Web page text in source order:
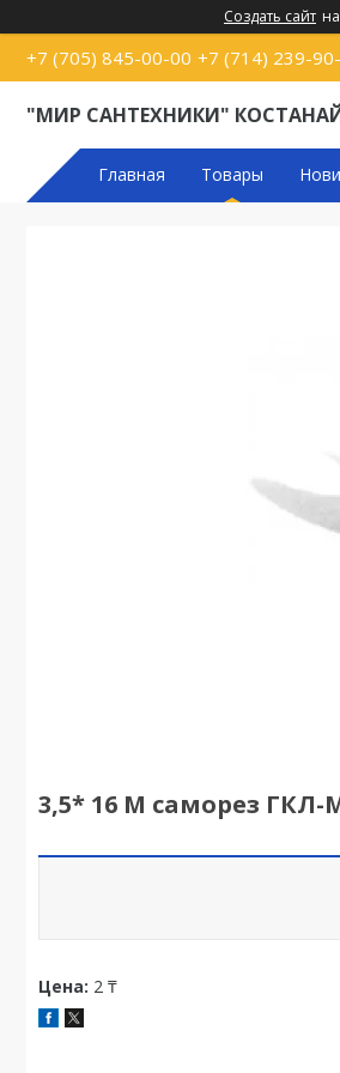
Создать сайт
+7 (705) 845-00-00 +7 (714) 239-
"МИР САНТЕХНИКИ"
Главная Товары
3,5* 16 M саморез ГКЛ-
Цена: 2 ₸